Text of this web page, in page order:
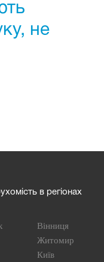
не
в регіонах
Вінниця
Житомир
Київ